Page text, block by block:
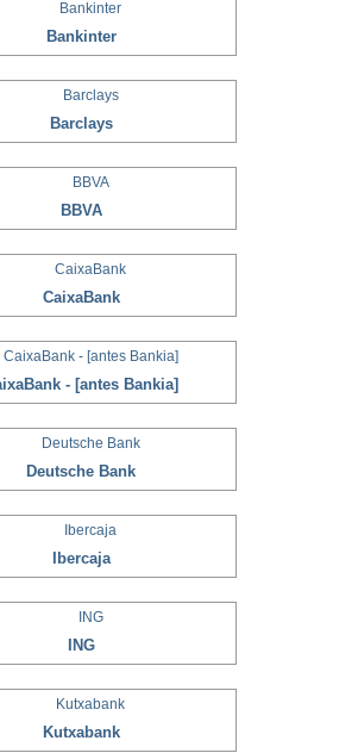
Bankinter
Barclays
BBVA
CaixaBank
- [antes Bankia]
Deutsche Bank
Ibercaja
ING
Kutxabank